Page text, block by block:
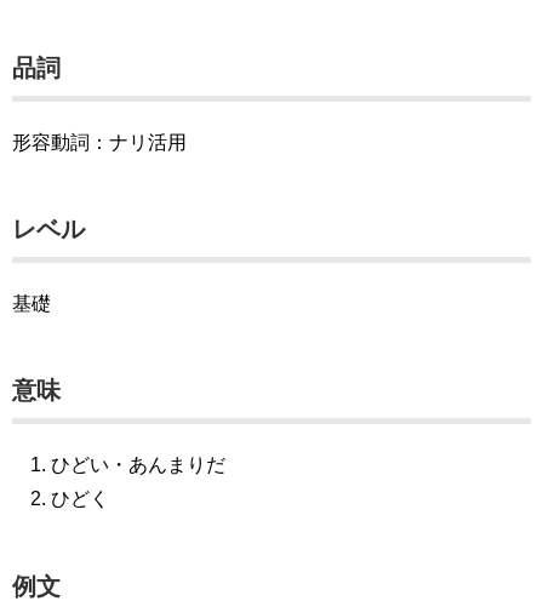
品詞
形容動詞：ナリ活用
レベル
基礎
意味
ひどい・あんまりだ
ひどく
例文